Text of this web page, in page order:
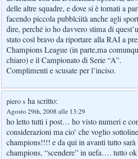
delle altre squadre, e dove si è tornati a
facendo piccola pubblciità anche agli
dire, perché io ho davvero stima di
stato così bravo da riportare alla RAI a
Champions League (in parte,ma
chiaro) e il Campionato di Serie “A”.
Complimenti e scusate per l’inciso.
piero s ha scritto:
Agosto 29th, 2008 alle 13:29
ho letto tutti i post… ho visto numeri e
considerazioni ma cio’ che voglio
champions!!!! e da qui in avanti tutto
champions, “scendere” in uefa…. tutto